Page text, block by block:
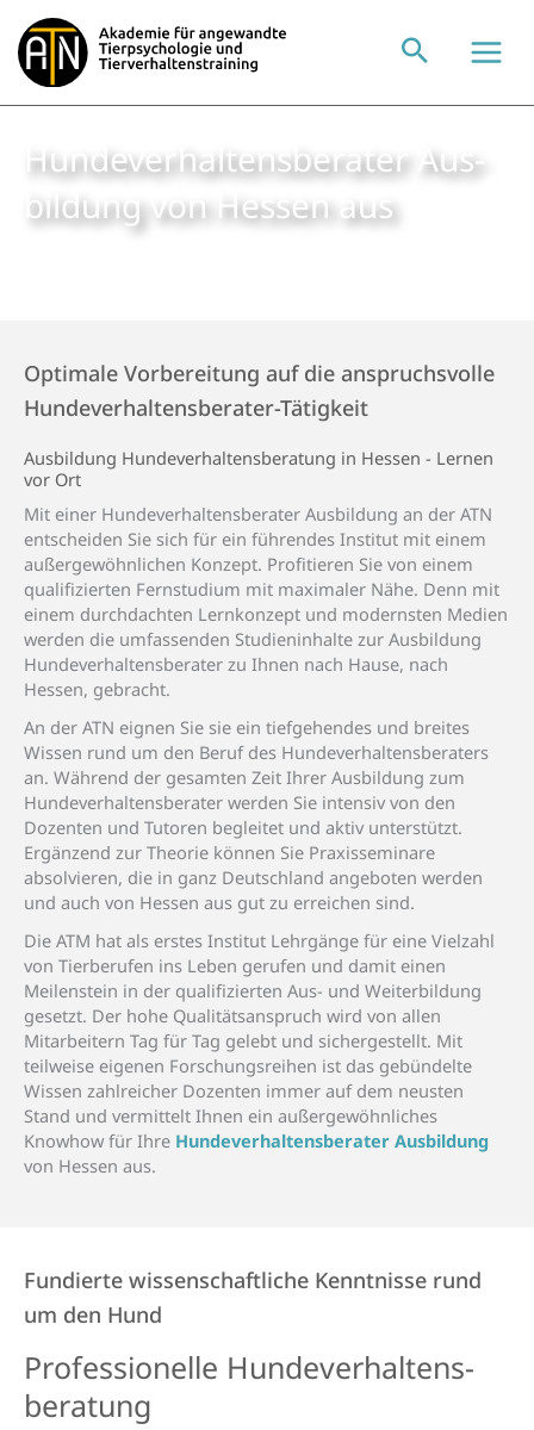
Inhalt
springen
Hunde­verhaltens­berater Aus­
bildung von Hessen aus
Optimale Vorbereitung auf die anspruchsvolle
Hundeverhaltensberater-Tätigkeit
Aus­­bildung Hunde­­verhaltens­beratung in Hessen - Lernen
vor Ort
Mit einer Hundeverhaltensberater Ausbildung an der ATN
entscheiden Sie sich für ein führendes Institut mit einem
außergewöhnlichen Konzept. Profitieren Sie von einem
qualifizierten Fernstudium mit maximaler Nähe. Denn mit
einem durchdachten Lernkonzept und modernsten Medien
werden die umfassenden Studieninhalte zur Ausbildung
Hundeverhaltensberater zu Ihnen nach Hause, nach
Hessen, gebracht.
An der ATN eignen Sie sie ein tiefgehendes und breites
Wissen rund um den Beruf des Hundeverhaltensberaters
an. Während der gesamten Zeit Ihrer Ausbildung zum
Hundeverhaltensberater werden Sie intensiv von den
Dozenten und Tutoren begleitet und aktiv unterstützt.
Ergänzend zur Theorie können Sie Praxisseminare
absolvieren, die in ganz Deutschland angeboten werden
und auch von Hessen aus gut zu erreichen sind.
Die ATM hat als erstes Institut Lehrgänge für eine Vielzahl
von Tierberufen ins Leben gerufen und damit einen
Meilenstein in der qualifizierten Aus- und Weiterbildung
gesetzt. Der hohe Qualitätsanspruch wird von allen
Mitarbeitern Tag für Tag gelebt und sichergestellt. Mit
teilweise eigenen Forschungsreihen ist das gebündelte
Wissen zahlreicher Dozenten immer auf dem neusten
Stand und vermittelt Ihnen ein außergewöhnliches
Knowhow für Ihre Hundeverhaltensberater Ausbildung
von Hessen aus.
Fundierte wissenschaftliche Kenntnisse rund
um den Hund
Professio­nelle Hunde­­verhaltens­­
beratung